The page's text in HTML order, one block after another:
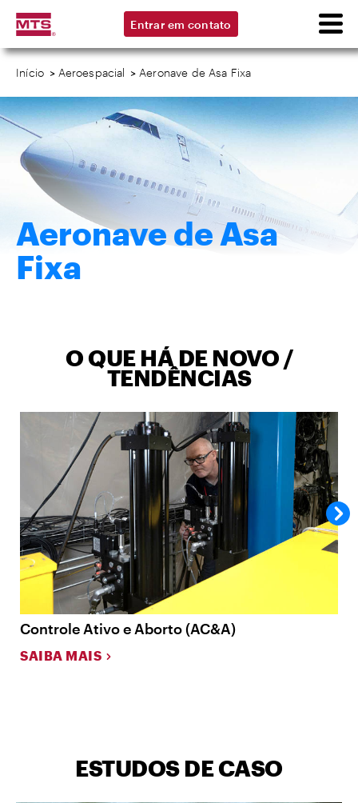
Entrar em contato
Início > Aeroespacial > Aeronave de Asa Fixa
Aeronave de Asa
Fixa
O QUE HÁ DE NOVO /
TENDÊNCIAS
Controle Ativo e Aborto (AC&A)
SAIBA MAIS
ESTUDOS DE CASO